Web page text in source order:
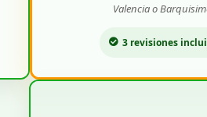
Valencia o
3 revisiones